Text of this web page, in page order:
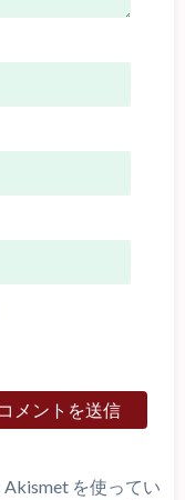
を使ってい